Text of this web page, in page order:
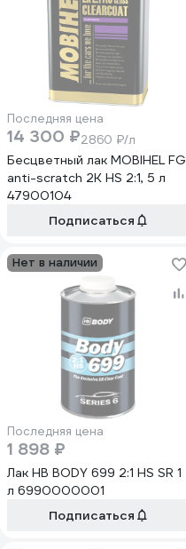
Последняя цена
14 300 ₽2860 ₽/л
Бесцветный лак MOBIHEL FG
anti-scratch 2К HS 2:1, 5 л
47900104
Подписаться
Нет в наличии
Последняя цена
1 898 ₽
Лак HB BODY 699 2:1 HS SR 1
л 6990000001
Подписаться